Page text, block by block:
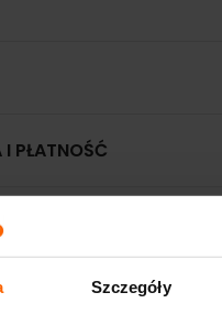
Szczegóły
PŁATNOŚĆ
PRODUKTY